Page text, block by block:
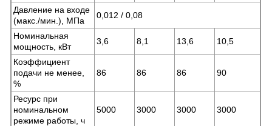
Давление на входе
(макс./мин.), МПа
0,012 / 0,08
Номинальная
мощность, кВт
3,6 8,1 13,6 10,5
Коэффициент
подачи не менее,
%
86 86 86 90
Ресурс при
номинальном
режиме работы, ч
5000 3000 3000 3000